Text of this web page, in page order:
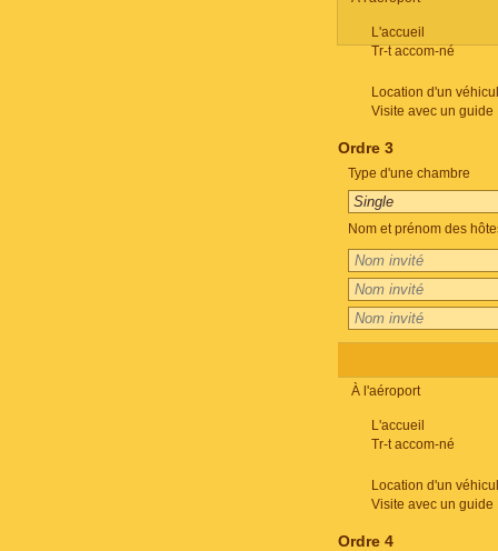
L'accueil
Tr-t accom-né
Location d'un
Visite avec un guide
Ordre 3
Type d'une chambre
Nom et prénom des
À l'aéroport
L'accueil
Tr-t accom-né
Location d'un
Visite avec un guide
Ordre 4